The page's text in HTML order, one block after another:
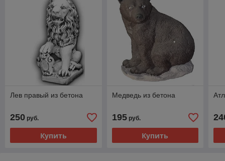
Лев правый из бетона
250 руб.
Купить
Медведь из бетона
195руб.
Купить